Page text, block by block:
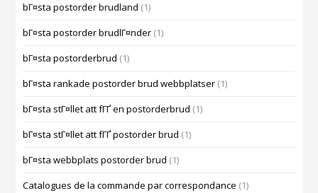
bГ¤sta postorder brudland (1)
bГ¤sta postorder brudlГ¤nder (1)
bГ¤sta postorderbrud (1)
bГ¤sta rankade postorder brud webbplatser (1)
bГ¤sta stГ¤llet att fГҐ en postorderbrud (1)
bГ¤sta stГ¤llet att fГҐ postorder brud (1)
bГ¤sta webbplats postorder brud (1)
Catalogues de la commande par correspondance (1)